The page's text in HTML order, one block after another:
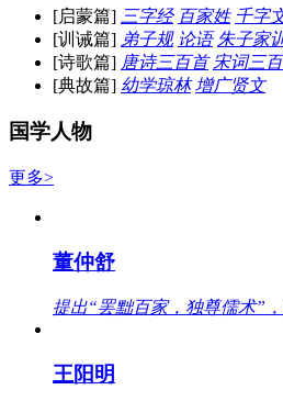
[启蒙篇] 三字经 百家姓 千字
[训诫篇] 弟子规 论语 朱子家
[诗歌篇] 唐诗三百首 宋词三
[典故篇] 幼学琼林 增广贤文
国学人物
更多>
董仲舒
提出“罢黜百家，独尊儒术”
王阳明